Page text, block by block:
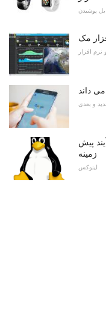
پوشیدن
نرم افزار
داند
و بعدی
پیش
زمینه
لینوکس